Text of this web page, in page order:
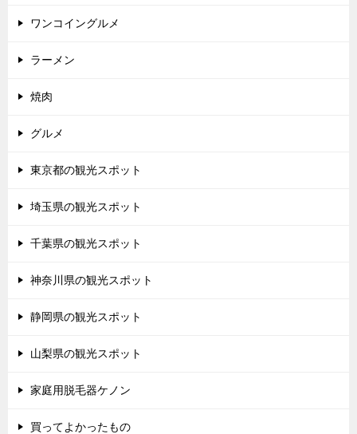
ワンコイングルメ
ラーメン
焼肉
グルメ
東京都の観光スポット
埼玉県の観光スポット
千葉県の観光スポット
神奈川県の観光スポット
静岡県の観光スポット
山梨県の観光スポット
家庭用脱毛器ケノン
買ってよかったもの